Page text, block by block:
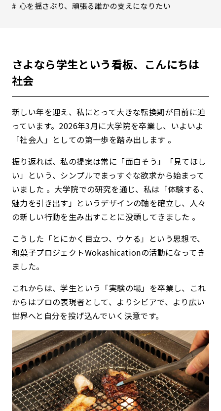
心を揺さぶり、頑張る誰かの支えになりたい
さよなら学生という看板、こんにちは
社会
新しい年を迎え、私にとって大きな転換期が目前に迫
っています。2026年3月に大学院を卒業し、いよいよ
「社会人」としての第一歩を踏み出します 。
振り返れば、私の提案は常に「面白そう」「見てほし
い」という、シンプルでまっすぐな欲求から始まって
いました 。 大学院での研究を通じ、私は「体験する、
魅力を引き出す」というデザインの軸を確立し、人々
の新しい行動を生み出すことに没頭してきました 。
こうした「とにかく目立つ、ウケる」という思想で、
和菓子プロジェクトWokashicationの活動になってき
ました。
これからは、学生という「実験の場」を卒業し、これ
からはプロの表現者として、よりシビアで、より広い
世界へと自分を投げ込んでいく決意です。